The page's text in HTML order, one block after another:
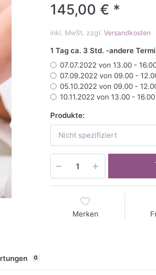
145,00 € *
inkl. MwSt. zzgl.Versandkosten
1 Tag ca. 3 Std. -andere
07.07.2022 von 13.00 -
07.09.2022 von 09.00 -
05.10.2022 von 09.00 -
10.11.2022 von 13.00 -
Produkte:
Nicht spezifiziert
Merken
0